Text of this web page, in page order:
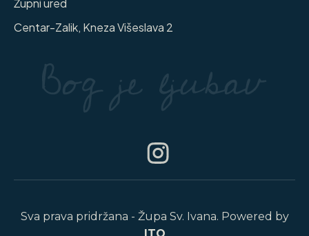
Župni ured
Centar-Zalik, Kneza Višeslava 2
Sva prava pridržana - Župa Sv. Ivana. Powered by